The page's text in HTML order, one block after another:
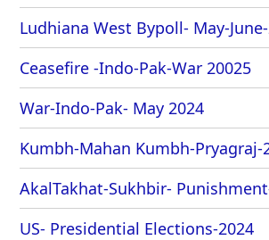
Ludhiana West Bypoll- May-
Ceasefire -Indo-Pak-War 20025
War-Indo-Pak- May 2024
Kumbh-Mahan Kumbh-Pryagraj-
AkalTakhat-Sukhbir-
US- Presidential Elections-2024